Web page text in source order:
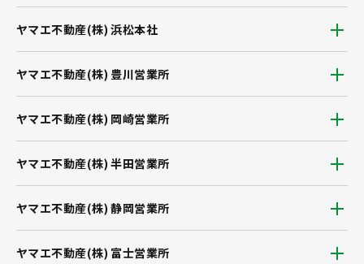
ヤマエ不動産(株) 浜松本社
ヤマエ不動産(株) 静岡営業所
ヤマエ不動産(株) 豊川営業所
ヤマエ不動産(株) 富士営業所
ヤマエ不動産(株) 岡崎営業所
ヤマエ不動産(株) 半田営業所